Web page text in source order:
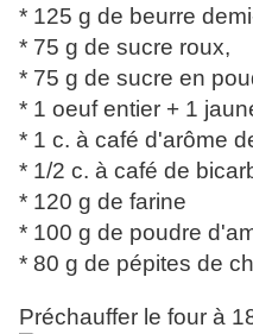
* 125 g de beurre
* 75 g de sucre roux,
* 75 g de sucre en
* 1 oeuf entier + 1
* 1 c. à café d'arôme
* 1/2 c. à café de
* 120 g de farine
* 100 g de poudre
* 80 g de pépites de
Préchauffer le four à